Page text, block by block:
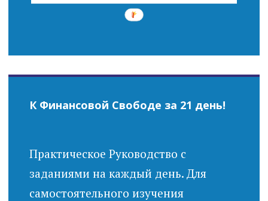
К Финансовой Свободе за 21 день!
Практическое Руководство с
заданиями на каждый день. Для
самостоятельного изучения